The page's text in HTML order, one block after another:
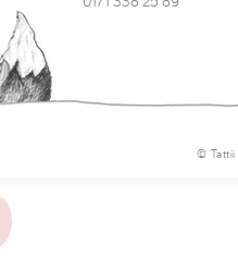
© Tattii